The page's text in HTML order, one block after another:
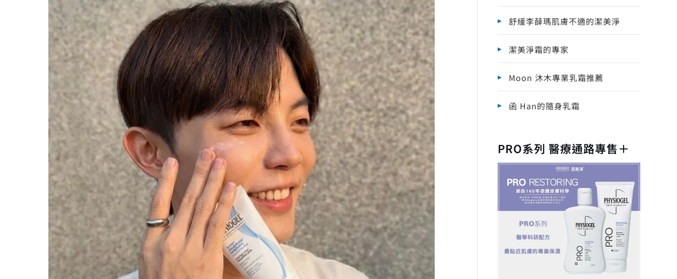
舒緩李薛瑪肌膚不適的潔美淨
潔美淨霜的專家
Moon 沐木專業乳霜推薦
函 Han的隨身乳霜
PRO系列 醫療通路專售＋